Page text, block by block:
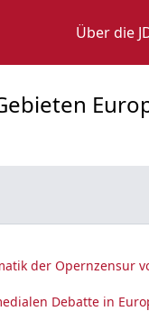
Über die
der Opernzensur
Debatte in